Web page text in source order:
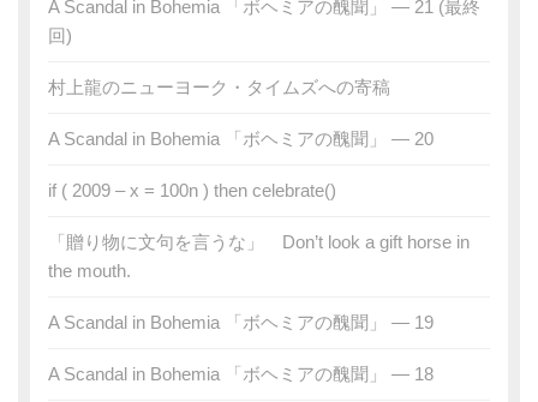
A Scandal in Bohemia 「ボヘミアの醜聞」 — 21 (最終
回)
村上龍のニューヨーク・タイムズへの寄稿
A Scandal in Bohemia 「ボヘミアの醜聞」 — 20
if ( 2009 – x = 100n ) then celebrate()
「贈り物に文句を言うな」 Don’t look a gift horse in
the mouth.
A Scandal in Bohemia 「ボヘミアの醜聞」 — 19
A Scandal in Bohemia 「ボヘミアの醜聞」 — 18